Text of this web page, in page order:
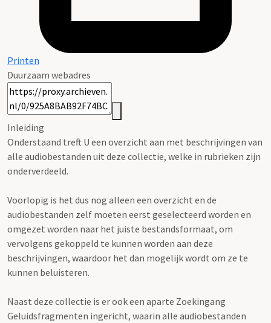
Printen
Duurzaam webadres
Inleiding
Onderstaand treft U een overzicht aan met beschrijvingen van
alle audiobestanden uit deze collectie, welke in rubrieken zijn
onderverdeeld.
Voorlopig is het dus nog alleen een overzicht en de
audiobestanden zelf moeten eerst geselecteerd worden en
omgezet worden naar het juiste bestandsformaat, om
vervolgens gekoppeld te kunnen worden aan deze
beschrijvingen, waardoor het dan mogelijk wordt om ze te
kunnen beluisteren.
Naast deze collectie is er ook een aparte Zoekingang
Geluidsfragmenten ingericht, waarin alle audiobestanden